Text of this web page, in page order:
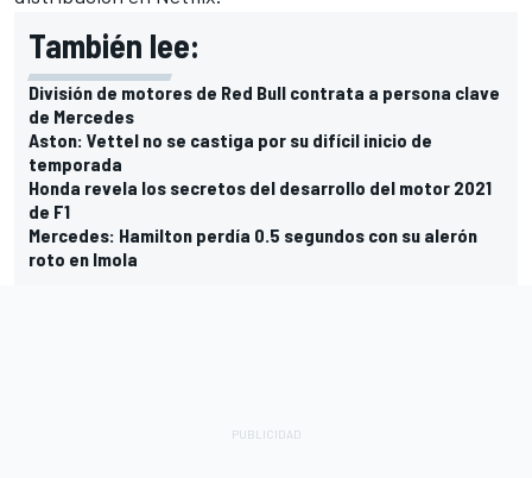
También lee:
División de motores de Red Bull contrata a persona clave
de Mercedes
Aston: Vettel no se castiga por su difícil inicio de
temporada
Honda revela los secretos del desarrollo del motor 2021
de F1
Mercedes: Hamilton perdía 0.5 segundos con su alerón
roto en Imola